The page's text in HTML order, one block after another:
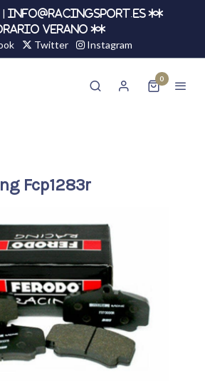
|
info@racingsport.es **
VERANO **
Twitter Instagram
0
Fcp1283r